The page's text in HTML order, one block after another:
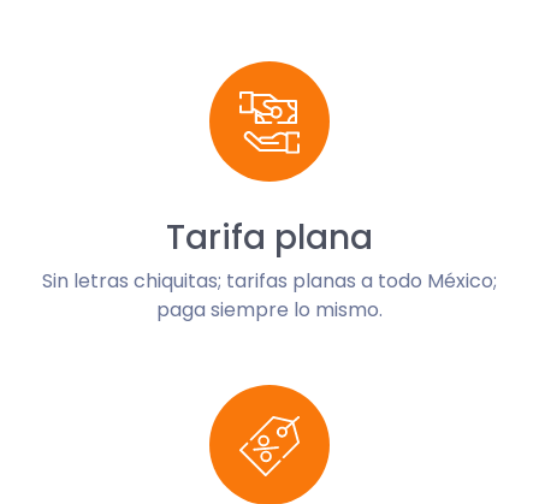
Tarifa plana
Sin letras chiquitas; tarifas planas a todo México;
paga siempre lo mismo.